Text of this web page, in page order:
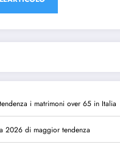
i matrimoni over 65 in Italia
2026 di maggior tendenza